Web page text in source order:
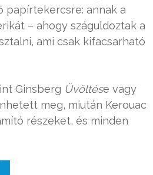
annak a
– ahogy száguldoztak a
ami csak kifacsarható
Ginsberg Üvöltése vagy
meg, miután Kerouac
részeket, és minden